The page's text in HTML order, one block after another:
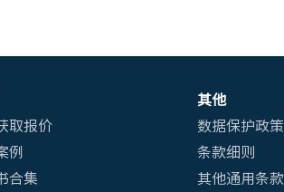
取报价
例
合集
其他
数据保护政策
条款细则
其他通用条款